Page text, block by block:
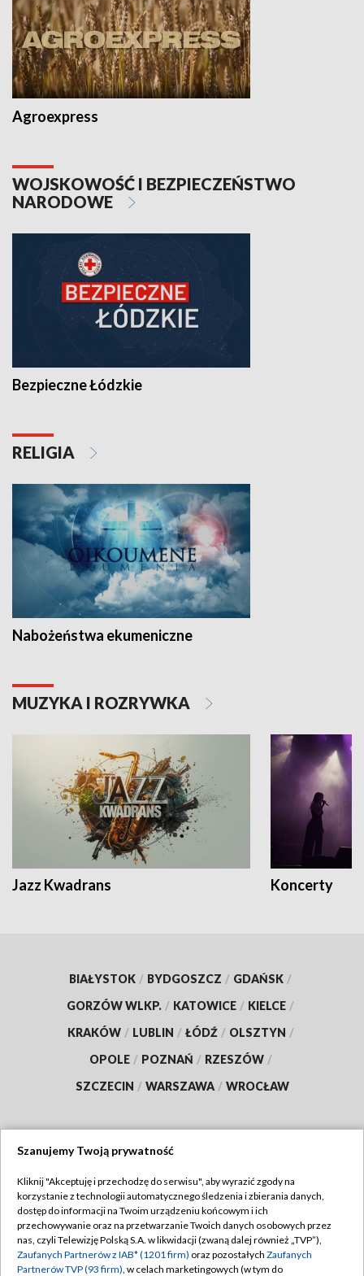
Agroexpress
WOJSKOWOŚĆ I BEZPIECZEŃSTWO
NARODOWE
Bezpieczne Łódzkie
RELIGIA
Nabożeństwa ekumeniczne
MUZYKA I ROZRYWKA
Jazz Kwadrans Koncerty
BIAŁYSTOK / BYDGOSZCZ / GDAŃSK /
GORZÓW WLKP. / KATOWICE / KIELCE /
KRAKÓW / LUBLIN / ŁÓDŹ / OLSZTYN /
OPOLE / POZNAŃ / RZESZÓW /
SZCZECIN / WARSZAWA / WROCŁAW
TVP
Abonament TVP
Emisja w TVP
Regulamin TVP
Polityka prywatności
Szanujemy Twoją prywatność
Kliknij "Akceptuję i przechodzę do serwisu", aby wyrazić zgody na
korzystanie z technologii automatycznego śledzenia i zbierania danych,
dostęp do informacji na Twoim urządzeniu końcowym i ich
przechowywanie oraz na przetwarzanie Twoich danych osobowych przez
nas, czyli Telewizję Polską S.A. w likwidacji (zwaną dalej również „TVP”),
Zaufanych Partnerów z IAB* (1201 firm) oraz pozostałych Zaufanych
Partnerów TVP (93 firm), w celach marketingowych (w tym do